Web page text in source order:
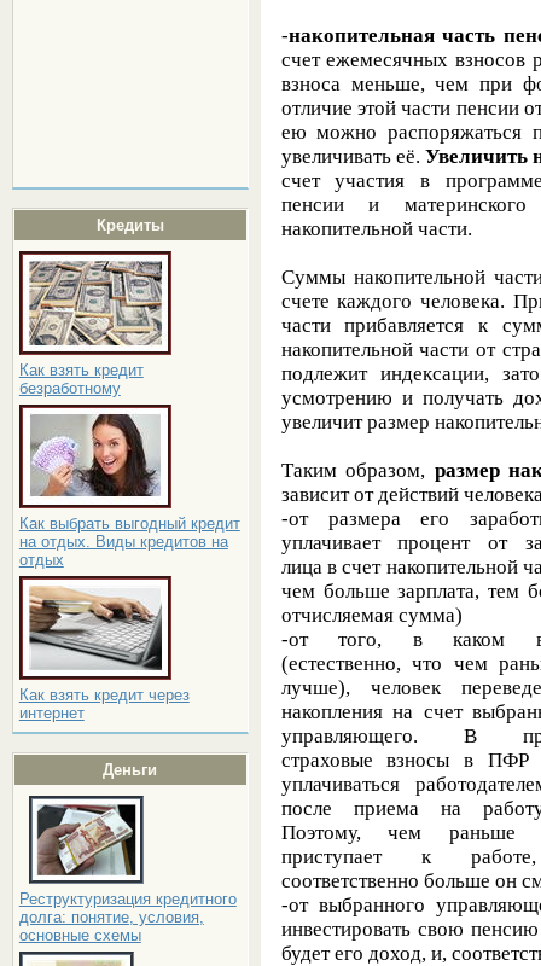
Кредиты
Как взять кредит
безработному
Как выбрать выгодный кредит
на отдых. Виды кредитов на
отдых
Как взять кредит через
интернет
Деньги
Реструктуризация кредитного
долга: понятие, условия,
основные схемы
-накопительная часть
счет ежемесячных взносов
взноса меньше, чем при
отличие этой части пенсии
ею можно распоряжаться
увеличивать её. Увеличить
счет участия в
пенсии и
накопительной части.
Суммы накопительной
счете каждого человека.
части прибавляется к
накопительной части от
подлежит индексации,
усмотрению и получать
увеличит размер
Таким образом, размер
зависит от действий
-от размера его
уплачивает процент от
лица в счет накопительной
чем больше зарплата, тем
отчисляемая сумма)
-от того, в каком
(естественно, что чем
лучше), человек
накопления на счет
управляющего. В
страховые взносы в ПФР
уплачиваться
после приема на
Поэтому, чем раньше
приступает к
соответственно больше он
-от выбранного
инвестировать свою
будет его доход, и,